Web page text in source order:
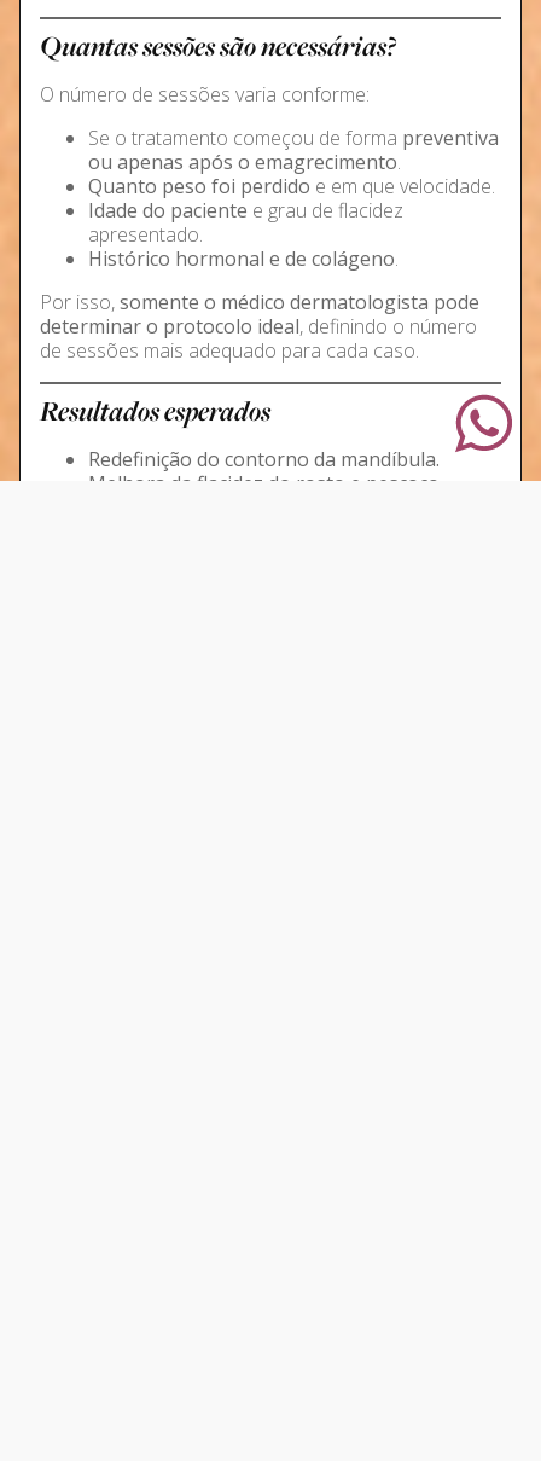
Quantas sessões são necessárias?
O número de sessões varia conforme:
Se o tratamento começou de forma preventiva
ou apenas após o emagrecimento.
Quanto peso foi perdido e em que velocidade.
Idade do paciente e grau de flacidez
apresentado.
Histórico hormonal e de colágeno.
Por isso,somente o médico dermatologista pode
determinar o protocolo ideal, definindo o número
de sessões mais adequado para cada caso.
Resultados esperados
Redefinição do contorno da mandíbula.
Melhora da flacidez do rosto e pescoço.